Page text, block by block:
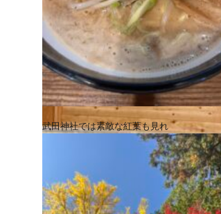
武田神社では素敵な紅葉も見れ